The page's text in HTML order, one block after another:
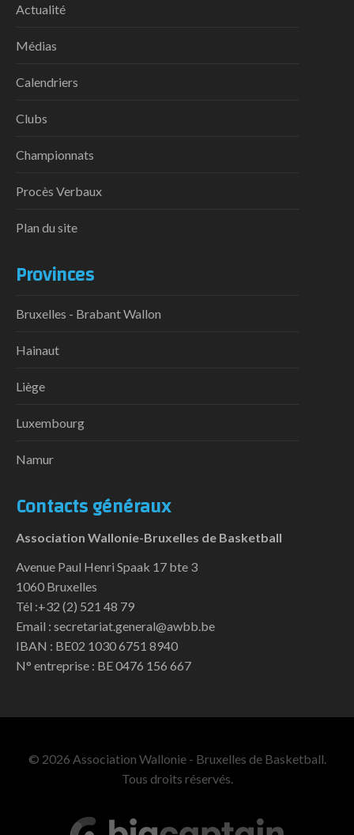
Actualité
Médias
Calendriers
Clubs
Championnats
Procès Verbaux
Plan du site
Provinces
Bruxelles - Brabant Wallon
Hainaut
Liège
Luxembourg
Namur
Contacts généraux
Association Wallonie-Bruxelles de Basketball
Avenue Paul Henri Spaak 17 bte 3
1060 Bruxelles
Tél :+32 (2) 521 48 79
Email : secretariat.general@awbb.be
IBAN : BE02 1030 6751 8940
N° entreprise : BE 0476 156 667
© 2026 Association Wallonie - Bruxelles de Basketball.
Tous droits réservés.